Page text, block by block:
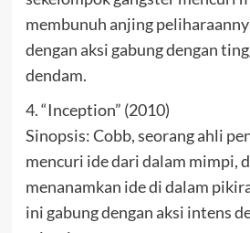
membunuh anjing
dengan aksi gabung dengan
dendam.
4. “Inception” (2010)
Sinopsis: Cobb, seorang ahli
mencuri ide dari dalam mimpi,
menanamkan ide di dalam
ini gabung dengan aksi intens